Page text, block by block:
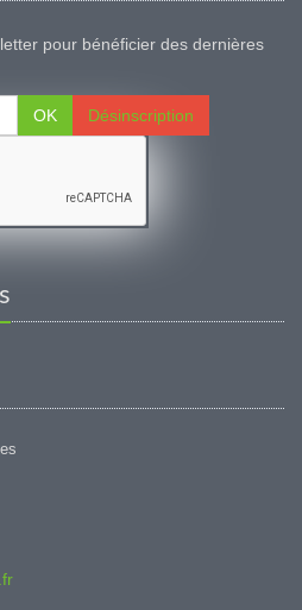
pour bénéficier des dernières
OK Désinscription